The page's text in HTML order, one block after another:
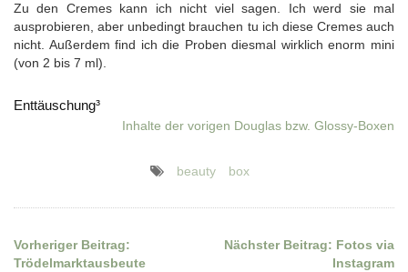
Zu den Cremes kann ich nicht viel sagen. Ich werd sie mal
ausprobieren, aber unbedingt brauchen tu ich diese Cremes auch
nicht. Außerdem find ich die Proben diesmal wirklich enorm mini
(von 2 bis 7 ml).
Enttäuschung³
Inhalte der vorigen Douglas bzw. Glossy-Boxen
beauty box
Beitragsnavigation
Vorheriger Beitrag:
Trödelmarktausbeute
Nächster Beitrag: Fotos via
Instagram